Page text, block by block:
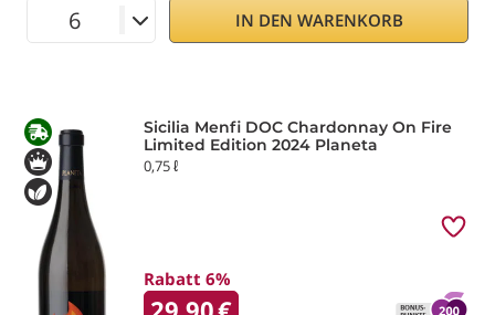
IN DEN WARENKORB
Sicilia Menfi DOC Chardonnay On Fire
Limited Edition 2024 Planeta
0,75 ℓ
Rabatt 6%